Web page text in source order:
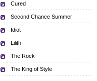
Cured
Second Chance Summer
Idiot
Lilith
The Rock
The King of Style